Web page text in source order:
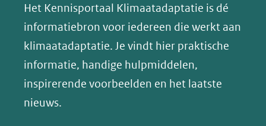
naar
een
andere
website)
Het Kennisportaal Klimaatadaptatie is dé
informatiebron voor iedereen die werkt aan
klimaatadaptatie. Je vindt hier praktische
informatie, handige hulpmiddelen,
inspirerende voorbeelden en het laatste
nieuws.